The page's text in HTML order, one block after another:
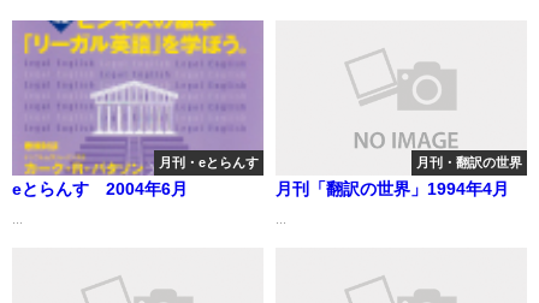
月刊・eとらんす
eとらんす 2004年6月
月刊・翻訳の世界
月刊「翻訳の世界」1994年4月